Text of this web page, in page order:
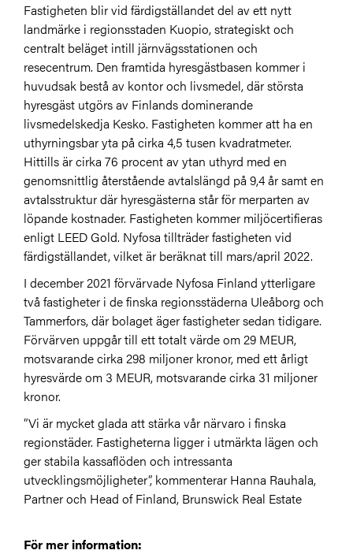
Fastigheten blir vid färdigställandet del av ett nytt
landmärke i regionsstaden Kuopio, strategiskt och
centralt beläget intill järnvägsstationen och
resecentrum. Den framtida hyresgästbasen kommer i
huvudsak bestå av kontor och livsmedel, där största
hyresgäst utgörs av Finlands dominerande
livsmedelskedja Kesko. Fastigheten kommer att ha en
uthyrningsbar yta på cirka 4,5 tusen kvadratmeter.
Hittills är cirka 76 procent av ytan uthyrd med en
genomsnittlig återstående avtalslängd på 9,4 år samt en
avtalsstruktur där hyresgästerna står för merparten av
löpande kostnader. Fastigheten kommer miljöcertifieras
enligt LEED Gold. Nyfosa tillträder fastigheten vid
färdigställandet, vilket är beräknat till mars/april 2022.
I december 2021 förvärvade Nyfosa Finland ytterligare
två fastigheter i de finska regionsstäderna Uleåborg och
Tammerfors, där bolaget äger fastigheter sedan tidigare.
Förvärven uppgår till ett totalt värde om 29 MEUR,
motsvarande cirka 298 miljoner kronor, med ett årligt
hyresvärde om 3 MEUR, motsvarande cirka 31 miljoner
kronor.
”Vi är mycket glada att stärka vår närvaro i finska
regionstäder. Fastigheterna ligger i utmärkta lägen och
ger stabila kassaflöden och intressanta
utvecklingsmöjligheter”, kommenterar Hanna Rauhala,
Partner och Head of Finland, Brunswick Real Estate
För mer information: